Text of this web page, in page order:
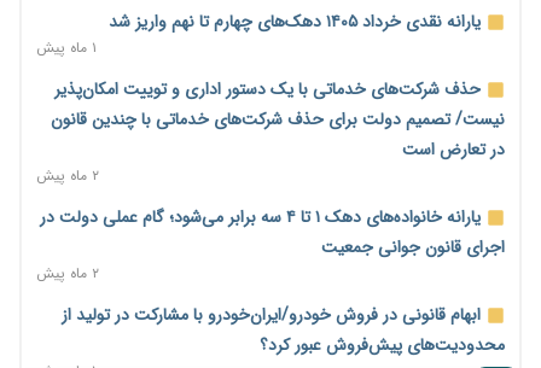
اختیارات جدید گمرکات برای تمدید ورود موقت کالا و خودرو تا
پایان شهریور ابلاغ شد
۱ روز پیش
مرحله سیزدهم کالابرگ در سایه تورم؛ قدرت خرید یارانه یک‌میلیونی
۱۴ مرداد؛ اولین «روز ملی کارفرما» در تقویم رسمی ایران/«روز ملی
یارانه نقدی خرداد ۱۴۰۵ دهک‌های چهارم تا نهم واریز شد
۱ ماه پیش
حذف شرکت‌های خدماتی با یک دستور اداری و توییت امکان‌پذیر
نیست/ تصمیم دولت برای حذف شرکت‌های خدماتی با چندین قانون
در تعارض است
۲ ماه پیش
یارانه خانواده‌های دهک ۱ تا ۴ سه برابر می‌شود؛ گام عملی دولت در
اجرای قانون جوانی جمعیت
۲ ماه پیش
ابهام قانونی در فروش خودرو/ایران‌خودرو با مشارکت در تولید از
محدودیت‌های پیش‌فروش عبور کرد؟